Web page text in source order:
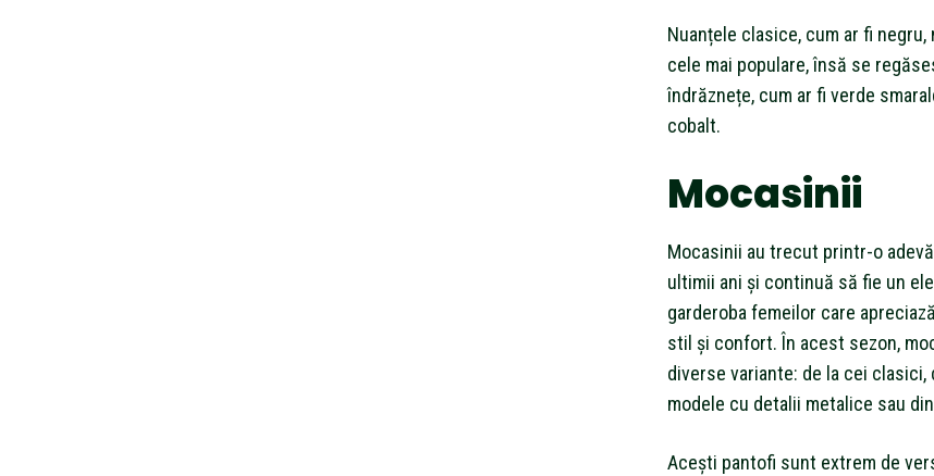
Nuanțele clasice, cum ar fi negru,
cele mai populare, însă se
îndrăznețe, cum ar fi verde
cobalt.
Mocasinii
Mocasinii au trecut printr-o
ultimii ani și continuă să fie un
garderoba femeilor care
stil și confort. În acest sezon,
diverse variante: de la cei clasici,
modele cu detalii metalice sau
Acești pantofi sunt extrem de